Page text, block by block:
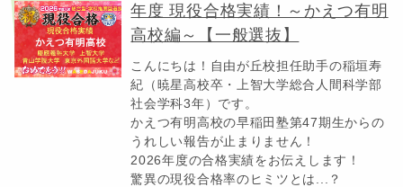
年度 現役合格実績！～かえつ有明
高校編～【一般選抜】
こんにちは！自由が丘校担任助手の稲垣寿
紀（暁星高校卒・上智大学総合人間科学部
社会学科3年）です。
かえつ有明高校の早稲田塾第47期生からの
うれしい報告が止まりません！
2026年度の合格実績をお伝えします！
驚異の現役合格率のヒミツとは...？